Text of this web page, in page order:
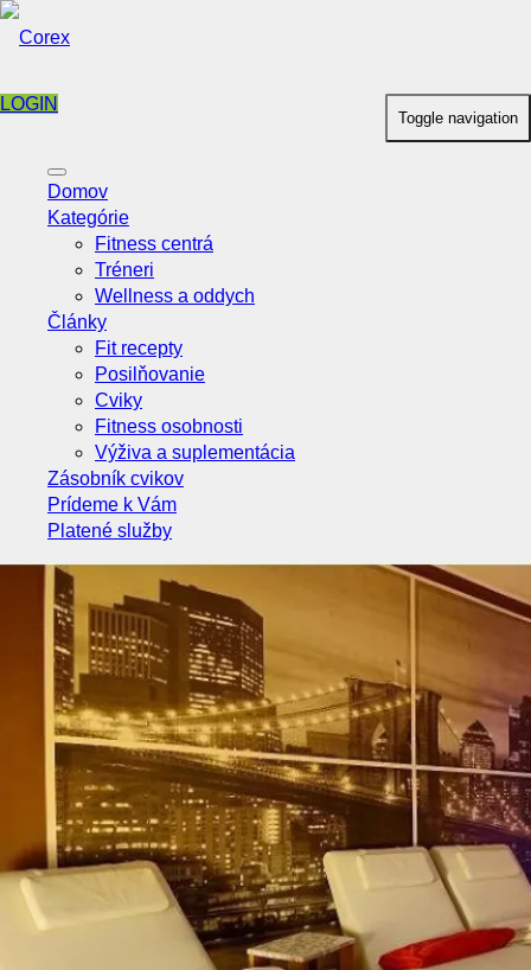
Toggle navigation
LOGIN
Domov
Kategórie
Fitness centrá
Tréneri
Wellness a oddych
Články
Fit recepty
Posilňovanie
Cviky
Fitness osobnosti
Výživa a suplementácia
Zásobník cvikov
Prídeme k Vám
Platené služby